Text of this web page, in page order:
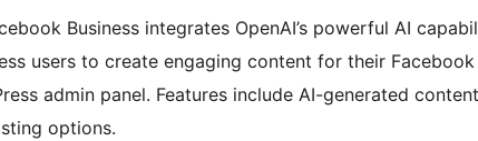
Business integrates OpenAI’s powerful AI
users to create engaging content for their
admin panel. Features include AI-generated
options.